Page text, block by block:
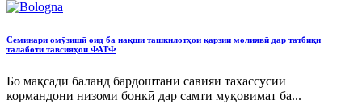
Семинари омӯзишӣ оид ба нақши ташкилотҳои қарзии молиявӣ дар татбиқи
талаботи тавсияҳои ФАТФ
Бо мақсади баланд бардоштани савияи тахассусии
кормандони низоми бонкӣ дар самти муқовимат ба...